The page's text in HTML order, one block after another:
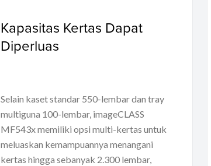
Kapasitas Kertas Dapat
Diperluas
Selain kaset standar 550-lembar dan tray
multiguna 100-lembar, imageCLASS
MF543x memiliki opsi multi-kertas untuk
meluaskan kemampuannya menangani
kertas hingga sebanyak 2.300 lembar,